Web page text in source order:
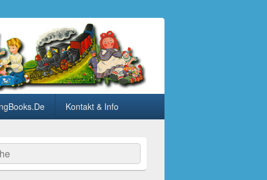
Kontakt & Info